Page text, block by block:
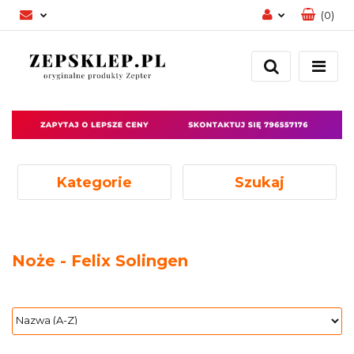
Zaloguj się
Zarejestruj się
Zgody cookies
(0)
Kategorie Szukaj
Noże - Felix Solingen